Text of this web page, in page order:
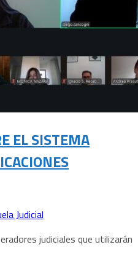
EL SISTEMA
Judicial
judiciales que utilizarán